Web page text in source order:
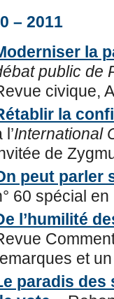
– 2011
la
public de
civique,
la
l’International
de
peut parler
60 spécial
l’humilité
et
paradis des